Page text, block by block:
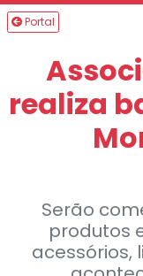
Portal
realiza
Serão
produtos
acessórios,